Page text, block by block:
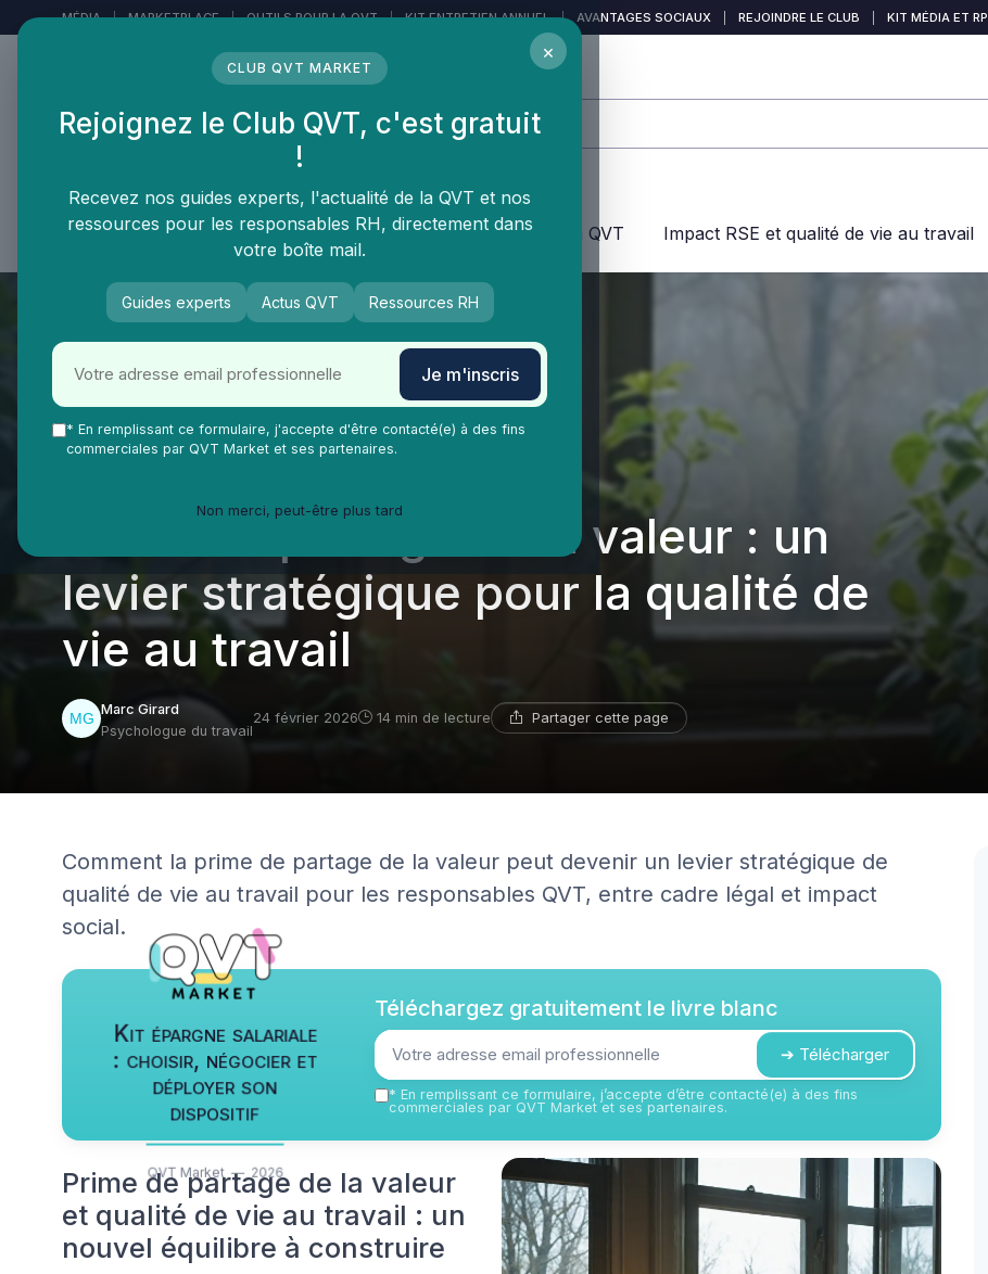
MÉDIA | MARKETPLACE | OUTILS POUR LA QVT | KIT ENTRETIEN ANNUEL | AVANTAGES SOCIAUX REJOINDRE LE CLUB KIT MÉDIA ET RP
LE MÉDIA DES
Vie Ma Vie dans la QVT Tendances QVT Enjeux dans la QVT Impact RSE et qualité de vie au travail
Prime de partage de la valeur : un
levier stratégique pour la qualité de
vie au travail
Marc Girard
Psychologue du travail
24 février 2026 14 min de lecture Partager cette page
Comment la prime de partage de la valeur peut devenir un levier stratégique de
qualité de vie au travail pour les responsables QVT, entre cadre légal et impact
social.
Kit épargne salariale
: choisir, négocier et
déployer son
dispositif
QVT Market — 2026
Téléchargez gratuitement le livre blanc
➔ Télécharger
* En remplissant ce formulaire, j’accepte d’être contacté(e) à des fins
commerciales par QVT Market et ses partenaires.
Prime de partage de la valeur
et qualité de vie au travail : un
nouvel équilibre à construire
×
CLUB QVT MARKET
Rejoignez le Club QVT, c'est gratuit
!
Recevez nos guides experts, l'actualité de la QVT et nos
ressources pour les responsables RH, directement dans
votre boîte mail.
Guides experts Actus QVT Ressources RH
Je m'inscris
* En remplissant ce formulaire, j'accepte d'être contacté(e) à des fins
commerciales par QVT Market et ses partenaires.
Non merci, peut-être plus tard
Panneau de gestion des cookies